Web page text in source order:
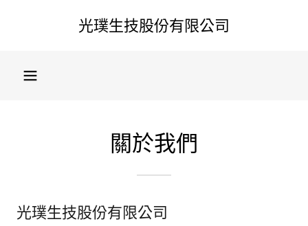
光璞生技股份有限公司
關於我們
光璞生技股份有限公司